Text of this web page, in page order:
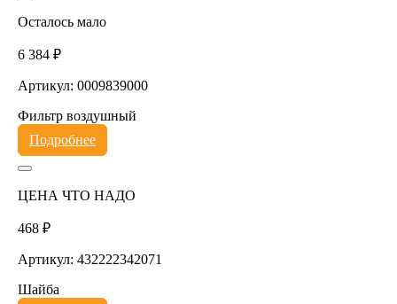
Осталось мало
6 384 ₽
Артикул: 0009839000
Фильтр воздушный
Подробнее
ЦЕНА ЧТО НАДО
468 ₽
Артикул: 432222342071
Шайба